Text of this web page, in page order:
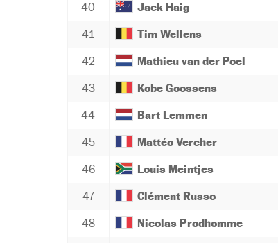
40 Jack Haig
41 Tim Wellens
42 Mathieu van der Poel
43 Kobe Goossens
44 Bart Lemmen
45 Mattéo Vercher
46 Louis Meintjes
47 Clément Russo
48 Nicolas Prodhomme